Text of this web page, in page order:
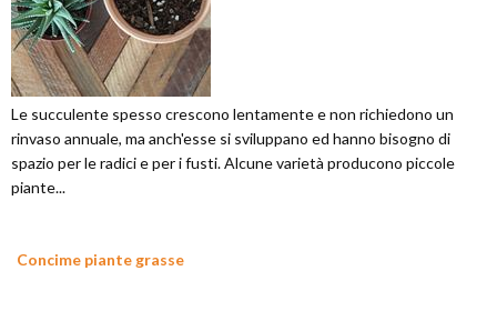
Le succulente spesso crescono lentamente e non richiedono un
rinvaso annuale, ma anch'esse si sviluppano ed hanno bisogno di
spazio per le radici e per i fusti. Alcune varietà producono piccole
piante...
Concime piante grasse